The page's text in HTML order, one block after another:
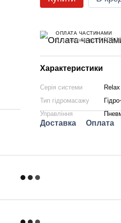
ОПЛАТА ЧАСТИНАМИ
6 платежів по 9
Характеристики
Серія системи
Relax
Тип гідромасажу
Управління
Доставка Оплата